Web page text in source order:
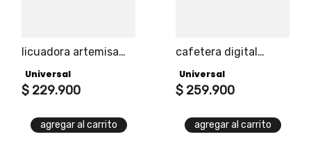
licuadora artemisa
de 1000w en
elegante gris y oro
vaso de vidrio de 1.5l.
Universal
$ 229.900
agregar al carrito
cafetera digital
panel digital, función
programable hasta
removible.
Universal
$ 259.900
agregar al carrito